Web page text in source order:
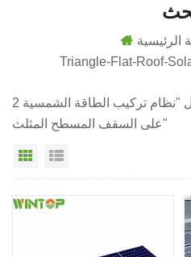
الرئيسية
Triangle-Flat-Roof-
2 النتائج التي تم العثور عليها ل "نظام تركيب الطاقة الشمسية
على السقف المسطح المثلث"
عرض شبكي